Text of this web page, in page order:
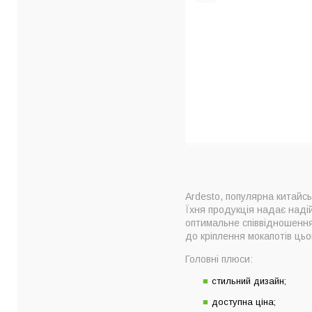
Ardesto, популярна
Їхня продукція надає
оптимальне
до кріплення мокапотів
Головні плюси:
стильний дизайн;
доступна ціна;